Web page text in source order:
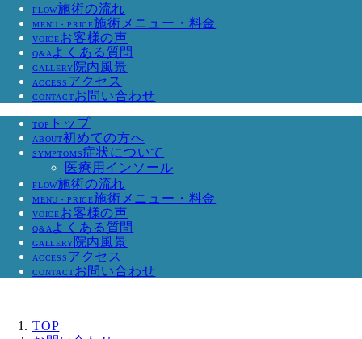
FLOW施術の流れ
MENU・PRICE施術メニュー・料金
VOICEお客様の声
Q&A よくある質問
GALLERY 院内風景
ACCESS アクセス
CONTACTお問い合わせ
TOP トップ
ABOUT初めての方へ
SYMPTOMS症状について
医療用インソール
FLOW施術の流れ
MENU・PRICE施術メニュー・料金
VOICEお客様の声
Q&A よくある質問
GALLERY 院内風景
ACCESS アクセス
CONTACTお問い合わせ
TOP